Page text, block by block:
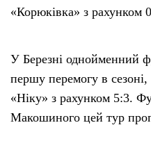
«Корюківка» з рахунком
У Березні однойменний
першу перемогу в сезоні,
«Ніку» з рахунком 5:3.
Макошиного цей тур